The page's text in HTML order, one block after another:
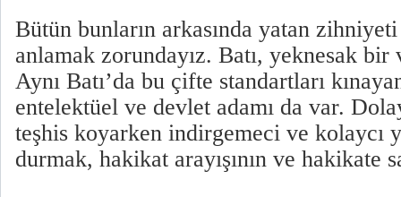
Bütün bunların arkasında yatan
anlamak zorundayız. Batı, yeknesak
Aynı Batı’da bu çifte standartları
entelektüel ve devlet adamı da var.
teşhis koyarken indirgemeci ve kolaycı
durmak, hakikat arayışının ve hakikate